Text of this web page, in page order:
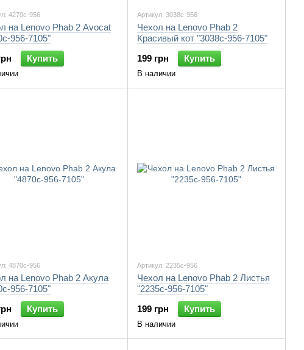
4270c-956
на Lenovo Phab 2 Avocat
956-7105"
Купить
Артикул: 3038c-956
Чехол на Lenovo Phab 2
Красивый кот "3038c-956-7105"
199 грн
Купить
В наличии
4870c-956
на Lenovo Phab 2 Акула
956-7105"
Купить
Артикул: 2235c-956
Чехол на Lenovo Phab 2 Листья
"2235c-956-7105"
199 грн
Купить
В наличии